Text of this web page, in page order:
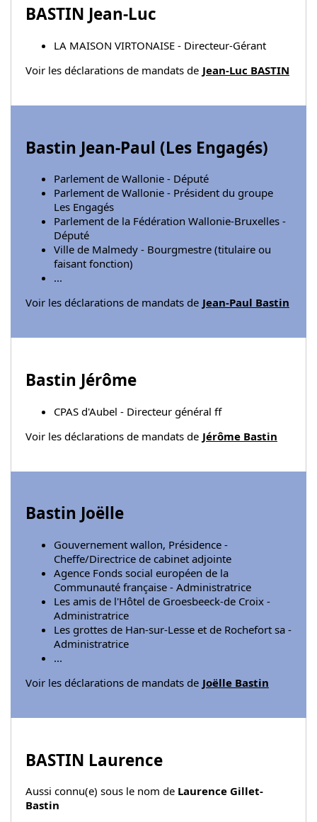
BASTIN Jean-Luc
LA MAISON VIRTONAISE - Directeur-Gérant
Voir les déclarations de mandats de Jean-Luc BASTIN
Bastin Jean-Paul (Les Engagés)
Parlement de Wallonie - Député
Parlement de Wallonie - Président du groupe
Les Engagés
Parlement de la Fédération Wallonie-Bruxelles -
Député
Ville de Malmedy - Bourgmestre (titulaire ou
faisant fonction)
...
Voir les déclarations de mandats de Jean-Paul Bastin
Bastin Jérôme
CPAS d'Aubel - Directeur général ff
Voir les déclarations de mandats de Jérôme Bastin
Bastin Joëlle
Gouvernement wallon, Présidence -
Cheffe/Directrice de cabinet adjointe
Agence Fonds social européen de la
Communauté française - Administratrice
Les amis de l'Hôtel de Groesbeeck-de Croix -
Administratrice
Les grottes de Han-sur-Lesse et de Rochefort sa -
Administratrice
...
Voir les déclarations de mandats de Joëlle Bastin
BASTIN Laurence
Aussi connu(e) sous le nom de Laurence Gillet-
Bastin